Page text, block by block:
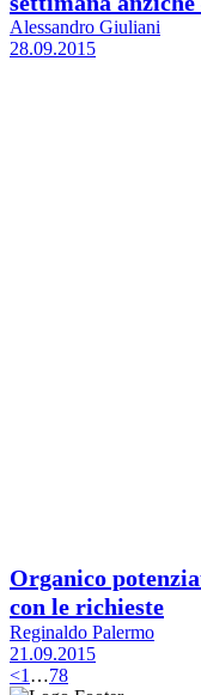
Alessandro Giuliani
28.09.2015
Organico
con le richieste
Reginaldo Palermo
21.09.2015
<1 …78